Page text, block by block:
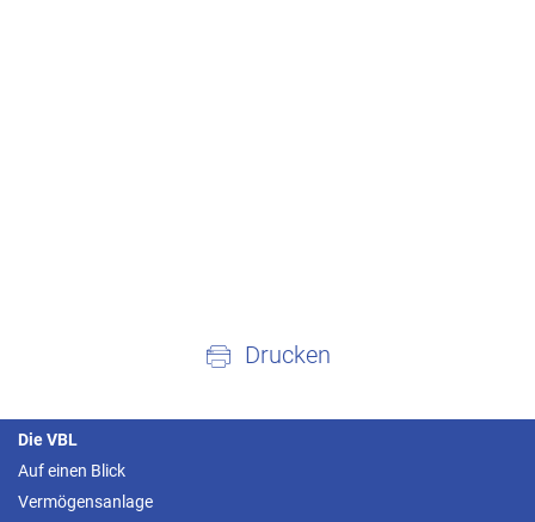
Drucken
Die VBL
Auf einen Blick
Vermögensanlage